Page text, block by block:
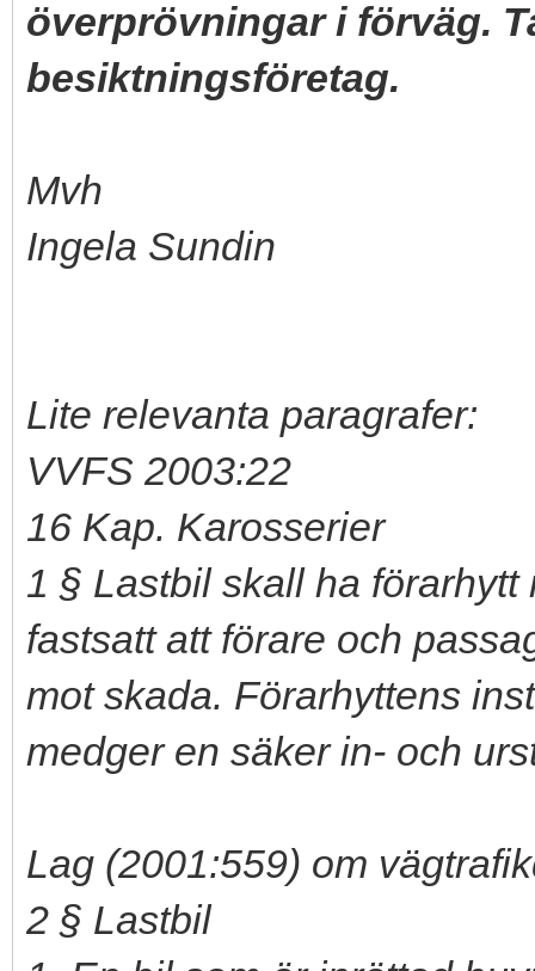
överprövningar i förväg.
besiktningsföretag.
Mvh
Ingela Sundin
Lite relevanta paragrafer:
VVFS 2003:22
16 Kap. Karosserier
1 § Lastbil skall ha
fastsatt att förare och
mot skada. Förarhyttens
medger en säker in- och
Lag (2001:559) om
2 § Lastbil